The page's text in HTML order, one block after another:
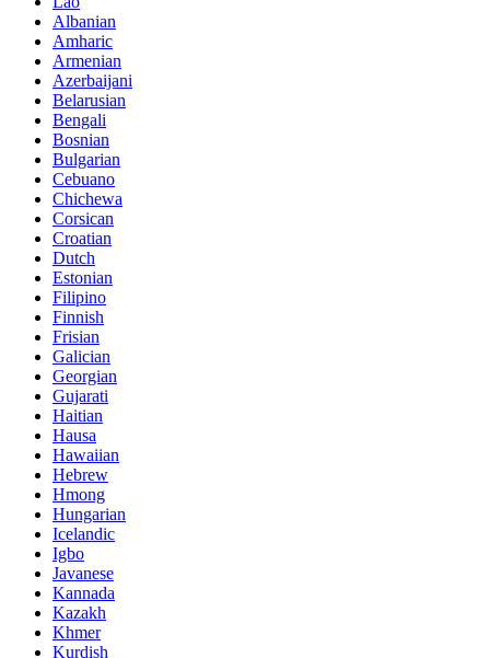
Albanian
Amharic
Armenian
Azerbaijani
Belarusian
Bengali
Bosnian
Bulgarian
Cebuano
Chichewa
Corsican
Croatian
Dutch
Estonian
Filipino
Finnish
Frisian
Galician
Georgian
Gujarati
Haitian
Hausa
Hawaiian
Hebrew
Hmong
Hungarian
Icelandic
Igbo
Javanese
Kannada
Kazakh
Khmer
Kurdish